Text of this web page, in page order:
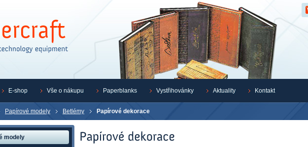
Papírové modely Betlémy Papírové dekorace
modely
E-shop Vše o nákupu Paperblanks Vystřihovánky Aktuality Kontakt